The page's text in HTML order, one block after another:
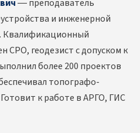
— преподаватель
и инженерной
Квалификационный
СРО, геодезист с допуском к
более 200 проектов
топографо-
к работе в АРГО, ГИС